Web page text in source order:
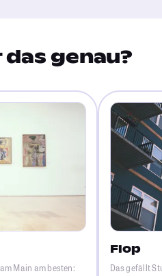
genau?
Main am besten:
Flop
Das gefällt